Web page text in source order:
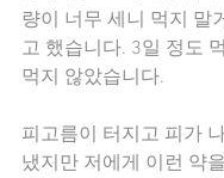
량이 너무 세니 먹지 말
고 했습니다. 3일 정도
먹지 않았습니다.
피고름이 터지고 피가
냈지만 저에게 이런 약